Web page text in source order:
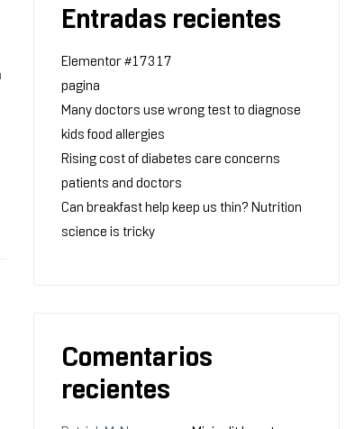
Entradas recientes
Elementor #17317
pagina
Many doctors use wrong test to diagnose
kids food allergies
Rising cost of diabetes care concerns
patients and doctors
Can breakfast help keep us thin? Nutrition
science is tricky
Comentarios
recientes